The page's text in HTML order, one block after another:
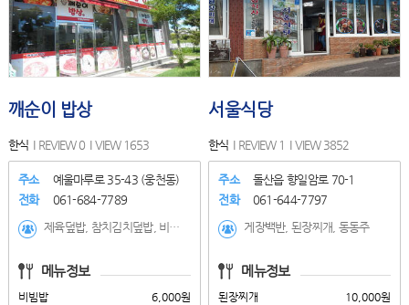
깨순이 밥상
한식 REVIEW 0 VIEW 1653
주소
예울마루로 35-43 (웅천동)
전화
061-684-7789
제육덮밥, 참치김치덮밥, 비빔밥, 돌솥비빔밥, 게살뚝배기알밥, 참치돌솥비빔밥, 고등어김치조림, 뼈다귀해장국, 김치찌개, 참치찌개, 청국장, 된장찌개, 순두부찌개, 육개장,소내장탕,갈비탕, 부대찌개,소뚝불고기, 아침함바식백반, 제육볶음+된장찌개, 치즈돈까스, 순살돈까스, 고구마돈까스, 군만두, 라면, 김치라면,떡라면,만두라면,치즈라면, 비빔국수, 떡국,만두국,떡만두국, 칼국수
메뉴정보
비빔밥
6,000원
서울식당
한식 REVIEW 1 VIEW 3852
주소
돌산읍 향일암로 70-1
전화
061-644-7797
게장백반, 된장찌개, 동동주
메뉴정보
된장찌개
10,000원